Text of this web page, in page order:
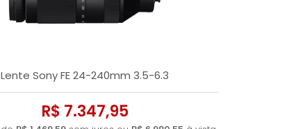
Lente Sony FE 24-240mm 3.5-6.3
R$ 7.347,95